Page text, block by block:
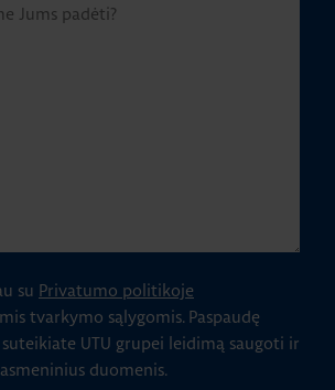
su Privatumo politikoje
tvarkymo sąlygomis. Paspaudę
UTU grupei leidimą saugoti ir
duomenis.